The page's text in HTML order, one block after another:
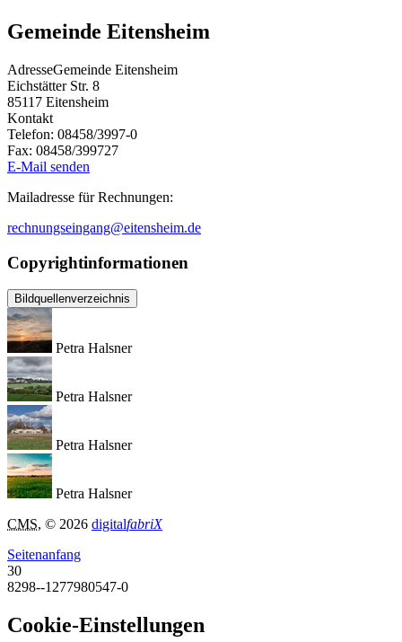
Gemeinde Eitensheim
AdresseGemeinde Eitensheim
Eichstätter Str. 8
85117 Eitensheim
Kontakt
Telefon: 08458/3997-0
Fax: 08458/399727
E-Mail senden
Mailadresse für Rechnungen:
rechnungseingang@eitensheim.de
Copyrightinformationen
Bildquellenverzeichnis
Petra Halsner
Petra Halsner
Petra Halsner
Petra Halsner
CMS, © 2026 digitalfabriX
Seitenanfang
30
8298--1277980547-0
Cookie-Einstellungen